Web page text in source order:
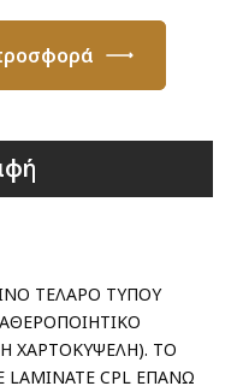
ΤΕΛΑΡΟ ΤΥΠΟΥ
ΧΑΡΤΟΚΥΨΕΛΗ). ΤΟ
CPL ΕΠΑΝΩ